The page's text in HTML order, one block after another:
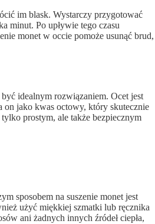
im blask. Wystarczy przygotować
minut. Po upływie tego czasu
monet w occie pomoże usunąć brud,
być idealnym rozwiązaniem. Ocet jest
on jako kwas octowy, który skutecznie
prostym, ale także bezpiecznym
sposobem na suszenie monet jest
użyć miękkiej szmatki lub ręcznika
ani żadnych innych źródeł ciepła,